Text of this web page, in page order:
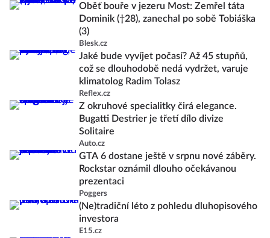
Oběť bouře v jezeru Most: Zemřel táta
Dominik (†28), zanechal po sobě Tobiáška
(3)
Blesk.cz
Jaké bude vyvíjet počasí? Až 45 stupňů,
což se dlouhodobě nedá vydržet, varuje
klimatolog Radim Tolasz
Reflex.cz
Z okruhové specialitky čirá elegance.
Bugatti Destrier je třetí dílo divize
Solitaire
Auto.cz
GTA 6 dostane ještě v srpnu nové záběry.
Rockstar oznámil dlouho očekávanou
prezentaci
Poggers
(Ne)tradiční léto z pohledu dluhopisového
investora
E15.cz